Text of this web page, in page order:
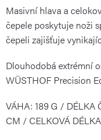
Masivní hlava a
čepele poskytuje noži
čepeli zajišťuje
Dlouhodobá extrémní
WÜSTHOF Precision
VÁHA: 189 G / DÉLKA
CM / CELKOVÁ